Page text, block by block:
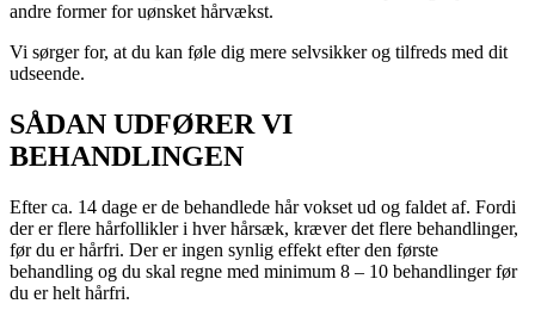
andre former for uønsket hårvækst.
Vi sørger for, at du kan føle dig mere selvsikker og tilfreds med dit
udseende.
SÅDAN UDFØRER VI
BEHANDLINGEN
Efter ca. 14 dage er de behandlede hår vokset ud og faldet af. Fordi
der er flere hårfollikler i hver hårsæk, kræver det flere behandlinger,
før du er hårfri. Der er ingen synlig effekt efter den første
behandling og du skal regne med minimum 8 – 10 behandlinger før
du er helt hårfri.